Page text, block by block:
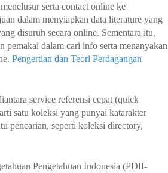
serta contact online ke
dalam menyiapkan data literature yang
disuruh secara online. Sementara itu,
pemakai dalam cari info serta menanyakan
Pengertian dan Teori Perdagangan
service referensi cepat (quick
satu koleksi yang punyai katarakter
pencarian, seperti koleksi directory,
Pengetahuan Indonesia (PDII-